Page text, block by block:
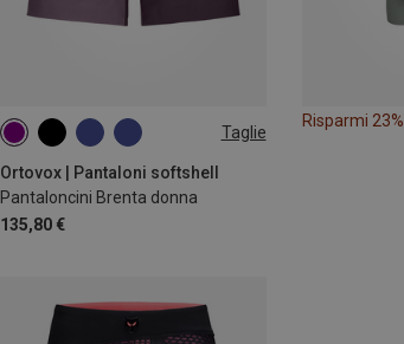
Taglie
Ortovox | Pantaloni softshell
Pantaloncini Brenta donna
135,80 €
XS S L XL
Risparmi 23%